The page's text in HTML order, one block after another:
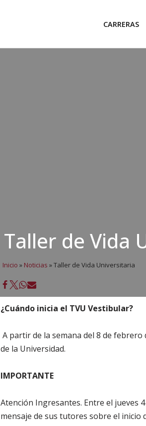
CARRERAS
Taller de Vida
Inicio » Noticias »Taller de Vida Universitaria
¿Cuándo inicia el TVU Vestibular?
A partir de la semana del 8 de
de la Universidad.
IMPORTANTE
Atención Ingresantes. Entre el jueves
mensaje de sus tutores sobre el inicio